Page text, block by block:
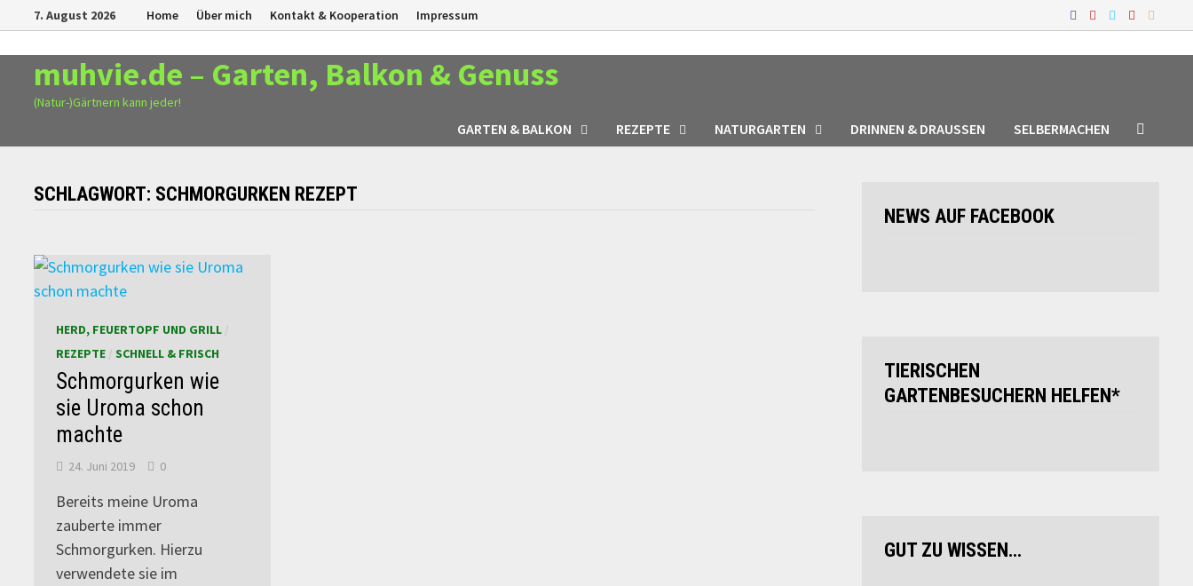
Zurück
zum
Inhalt
7. August 2026 Home Über mich Kontakt & Kooperation Impressum
muhvie.de – Garten, Balkon & Genuss
(Natur-)Gärtnern kann jeder!
GARTEN & BALKON REZEPTE NATURGARTEN DRINNEN & DRAUSSEN SELBERMACHEN
SCHLAGWORT: SCHMORGURKEN REZEPT
HERD, FEUERTOPF UND GRILL
REZEPTE /SCHNELL & FRISCH
Schmorgurken wie
sie Uroma schon
machte
24. Juni 2019 0
Bereits meine Uroma
zauberte immer
Schmorgurken. Hierzu
verwendete sie im
NEWS AUF FACEBOOK
TIERISCHEN
GARTENBESUCHERN HELFEN*
GUT ZU WISSEN…